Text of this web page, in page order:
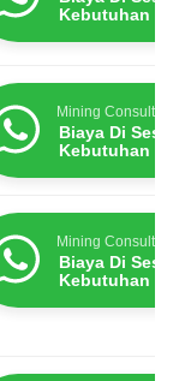
Kebutuhan
Mining Consultants
Biaya Di
Kebutuhan
Mining Consultants
Biaya Di
Kebutuhan